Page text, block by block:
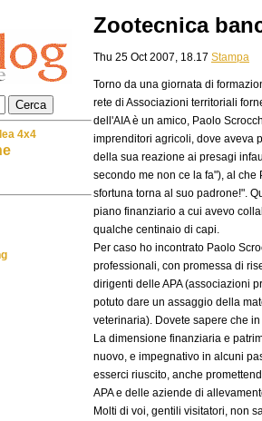
Zootecnica
Thu 25 Oct 2007, 18.17 Stampa
Torno da una giornata di
rete di Associazioni territoriali
dell'AIA è un amico, Paolo
imprenditori agricoli, dove aveva
della sua reazione ai presagi
secondo me non ce la fa"), al
sfortuna torna al suo padrone!".
piano finanziario a cui avevo
qualche centinaio di capi.
Per caso ho incontrato Paolo
professionali, con promessa di
dirigenti delle APA (associazioni
potuto dare un assaggio della
veterinaria). Dovete sapere che
La dimensione finanziaria e
nuovo, e impegnativo in alcuni
esserci riuscito, anche
APA e delle aziende di
Molti di voi, gentili visitatori, non
4x4